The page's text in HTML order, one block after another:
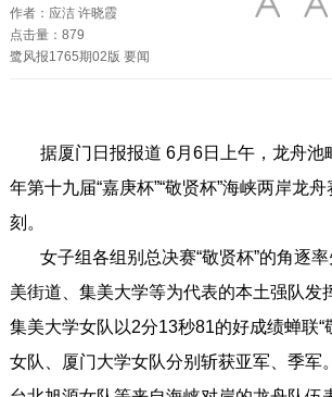
作者：应洁 许晓霞
点击量：879
鹭风报1765期02版 要闻
据厦门日报报道 6月6日上午，龙舟池
年第十九届“嘉庚杯”“敬贤杯”海峡两岸龙
刻。
女子组各组别总决赛“敬贤杯”的角逐率
美街道、集美大学等为代表的本土强队发
集美大学女队以2分13秒81的好成绩蝉联“
女队、厦门大学女队分别斩获亚军、季军